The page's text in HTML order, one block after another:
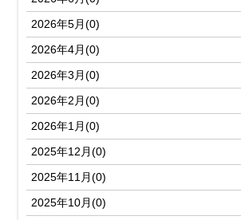
2026年5月(0)
2026年4月(0)
2026年3月(0)
2026年2月(0)
2026年1月(0)
2025年12月(0)
2025年11月(0)
2025年10月(0)